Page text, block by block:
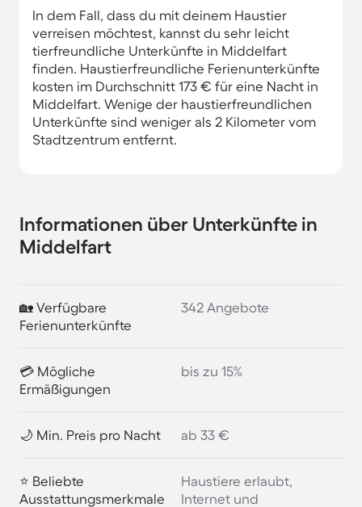
In dem Fall, dass du mit deinem Haustier
verreisen möchtest, kannst du sehr leicht
tierfreundliche Unterkünfte in Middelfart
finden. Haustierfreundliche Ferienunterkünfte
kosten im Durchschnitt 173 € für eine Nacht in
Middelfart. Wenige der haustierfreundlichen
Unterkünfte sind weniger als 2 Kilometer vom
Stadtzentrum entfernt.
Informationen über Unterkünfte in
Middelfart
🏡 Verfügbare
Ferienunterkünfte
342 Angebote
💳 Mögliche
Ermäßigungen
bis zu 15%
🌙 Min. Preis pro Nacht ab 33 €
⭐ Beliebte
Ausstattungsmerkmale
Haustiere erlaubt,
Internet und